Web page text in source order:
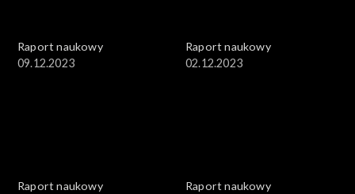
Raport naukowy
09.12.2023
Raport naukowy
02.12.2023
Raport naukowy
Raport naukowy